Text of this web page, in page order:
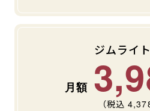
アクセス 店
入
店
JOYFIT+
ジムライ
（税込